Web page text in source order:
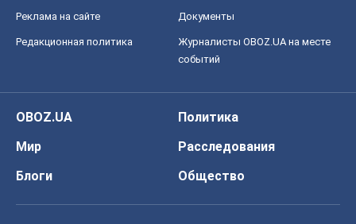
Реклама на сайте Документы
Редакционная политика
Журналисты OBOZ.UA на месте
событий
OBOZ.UA
Политика
Мир
Расследования
Блоги
Общество